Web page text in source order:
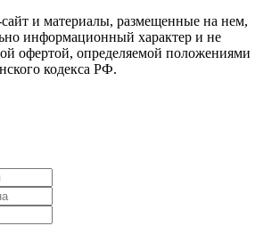
и материалы, размещенные на нем,
информационный характер и не
офертой, определяемой положениями
кодекса РФ.